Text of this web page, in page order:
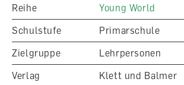
Reihe
Young World
Schulstufe
Primarschule
Zielgruppe
Lehrpersonen
Verlag
Klett und Balmer